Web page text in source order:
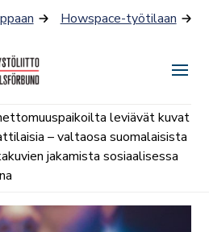
Howspace-työtilaan
leviävät kuvat
– valtaosa suomalaisista
jakamista sosiaalisessa